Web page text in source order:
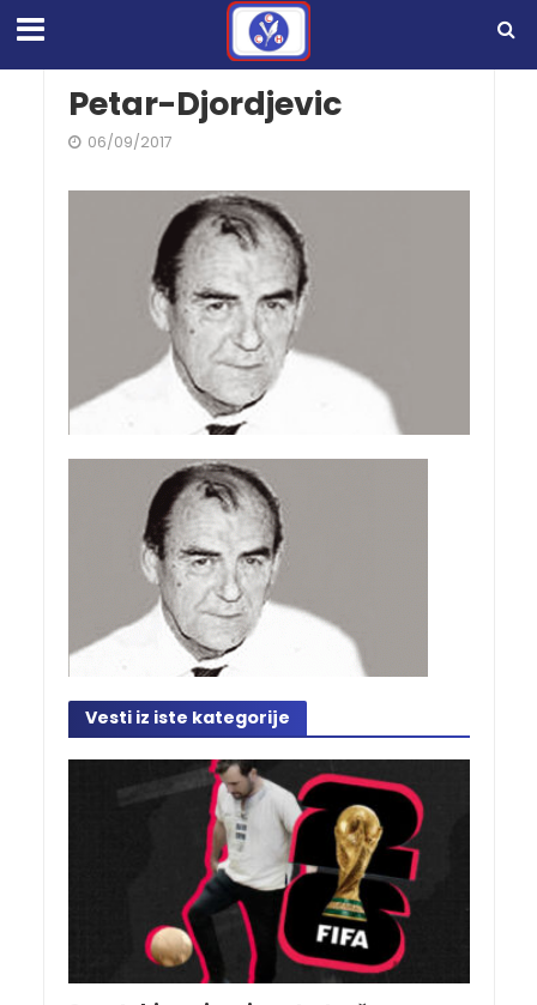
Petar-Djordjevic
06/09/2017
Vesti iz iste kategorije